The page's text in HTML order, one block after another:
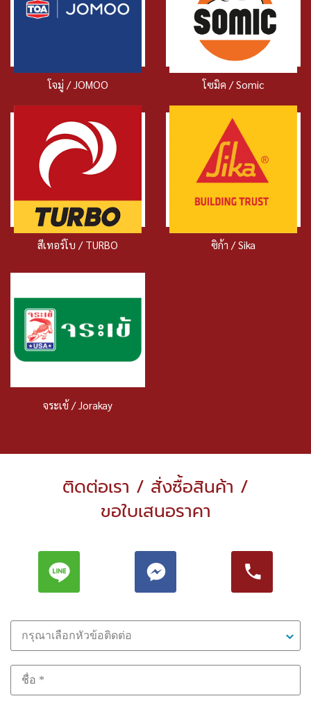
โจมู่ / JOMOO โซมิค / Somic
สีเทอร์โบ / TURBO ซิก้า / Sika
จระเข้ / Jorakay
ติดต่อเรา / สั่งซื้อสินค้า /
ขอใบเสนอราคา
กรุณาเลือกหัวข้อติดต่อ